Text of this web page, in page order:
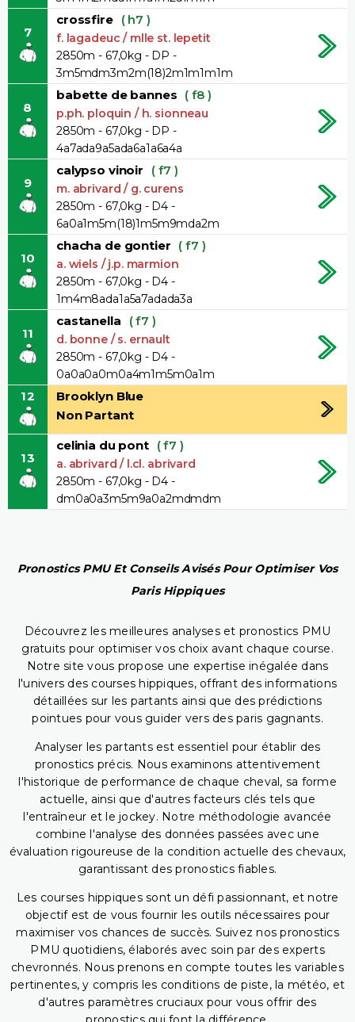
7
crossfire ( h7 )
f. lagadeuc / mlle st. lepetit
2850m - 67,0kg - DP -
3m5mdm3m2m(18)2m1m1m1m
8
babette de bannes ( f8 )
p.ph. ploquin / h. sionneau
2850m - 67,0kg - DP -
4a7ada9a5ada6a1a6a4a
9
calypso vinoir ( f7 )
m. abrivard / g. curens
2850m - 67,0kg - D4 -
6a0a1m5m(18)1m5m9mda2m
10
chacha de gontier ( f7 )
a. wiels / j.p. marmion
2850m - 67,0kg - D4 -
1m4m8ada1a5a7adada3a
11
castanella ( f7 )
d. bonne / s. ernault
2850m - 67,0kg - D4 -
0a0a0a0m0a4m1m5m0a1m
12
Brooklyn Blue
Non Partant
13
celinia du pont ( f7 )
a. abrivard / l.cl. abrivard
2850m - 67,0kg - D4 -
dm0a0a3m5m9a0a2mdmdm
Pronostics PMU Et Conseils Avisés Pour Optimiser Vos
Paris Hippiques
Découvrez les meilleures analyses et pronostics PMU
gratuits pour optimiser vos choix avant chaque course.
Notre site vous propose une expertise inégalée dans
l'univers des courses hippiques, offrant des informations
détaillées sur les partants ainsi que des prédictions
pointues pour vous guider vers des paris gagnants.
Analyser les partants est essentiel pour établir des
pronostics précis. Nous examinons attentivement
l'historique de performance de chaque cheval, sa forme
actuelle, ainsi que d'autres facteurs clés tels que
l'entraîneur et le jockey. Notre méthodologie avancée
combine l'analyse des données passées avec une
évaluation rigoureuse de la condition actuelle des chevaux,
garantissant des pronostics fiables.
Les courses hippiques sont un défi passionnant, et notre
objectif est de vous fournir les outils nécessaires pour
maximiser vos chances de succès. Suivez nos pronostics
PMU quotidiens, élaborés avec soin par des experts
chevronnés. Nous prenons en compte toutes les variables
pertinentes, y compris les conditions de piste, la météo, et
d'autres paramètres cruciaux pour vous offrir des